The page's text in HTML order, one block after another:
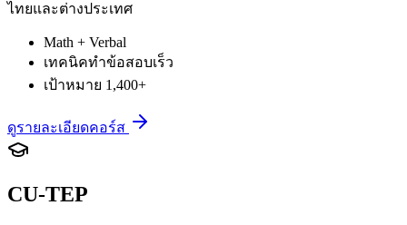
ไทยและต่างประเทศ
Math + Verbal
เทคนิคทำข้อสอบเร็ว
เป้าหมาย 1,400+
ดูรายละเอียดคอร์ส
CU-TEP